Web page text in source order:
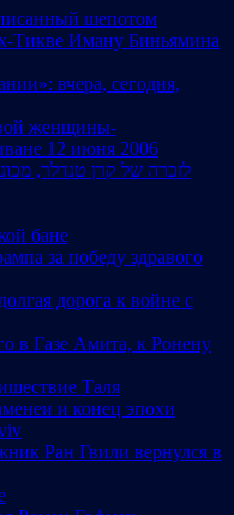
шепотом
Тикве Иману Биньямина
вчера, сегодня,
женщины-
12 июня 2006
לזכרה של קרן טנדלר,
бане
за победу здравого
дорога к войне с
в Газе Амита, к Ронену
Таля
и конец эпохи
Ран Гвили вернулся в